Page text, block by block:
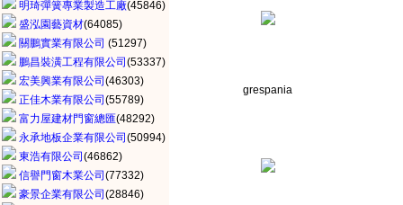
明琦彈簧專業製造工廠(45846)
盛泓園藝資材(64085)
關鵬實業有限公司 (51297)
鵬昌裝潢工程有限公司 (53337)
宏美興業有限公司 (46303)
正佳木業有限公司 (55789)
富力屋建材門窗總匯(48292)
永承地板企業有限公司 (50994)
東浩有限公司 (46862)
信譽門窗木業公司 (77332)
豪景企業有限公司 (28846)
grespania